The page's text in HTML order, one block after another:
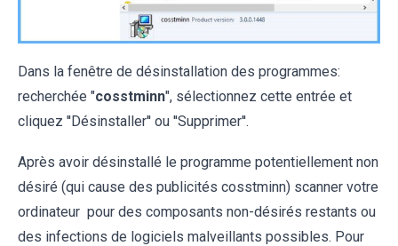
Dans la fenêtre de désinstallation des programmes:
recherchée "cosstminn", sélectionnez cette entrée et
cliquez ''Désinstaller'' ou ''Supprimer''.
Après avoir désinstallé le programme potentiellement non
désiré (qui cause des publicités cosstminn) scanner votre
ordinateur pour des composants non-désirés restants ou
des infections de logiciels malveillants possibles. Pour